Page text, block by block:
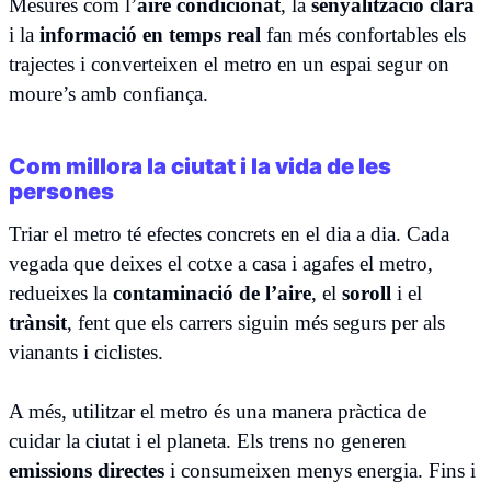
Mesures com l’aire condicionat, la senyalització clara
i la informació en temps real fan més confortables els
trajectes i converteixen el metro en un espai segur on
moure’s amb confiança.
Com millora la ciutat i la vida de les
persones
Triar el metro té efectes concrets en el dia a dia. Cada
vegada que deixes el cotxe a casa i agafes el metro,
redueixes la contaminació de l’aire, el soroll i el
trànsit, fent que els carrers siguin més segurs per als
vianants i ciclistes.
A més, utilitzar el metro és una manera pràctica de
cuidar la ciutat i el planeta. Els trens no generen
emissions directes i consumeixen menys energia. Fins i